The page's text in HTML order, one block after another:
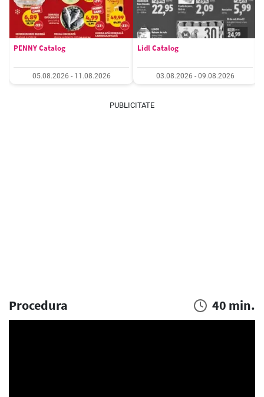
PENNY Catalog
05.08.2026 - 11.08.2026
Lidl Catalog
03.08.2026 - 09.08.2026
PUBLICITATE
Procedura 40 min.